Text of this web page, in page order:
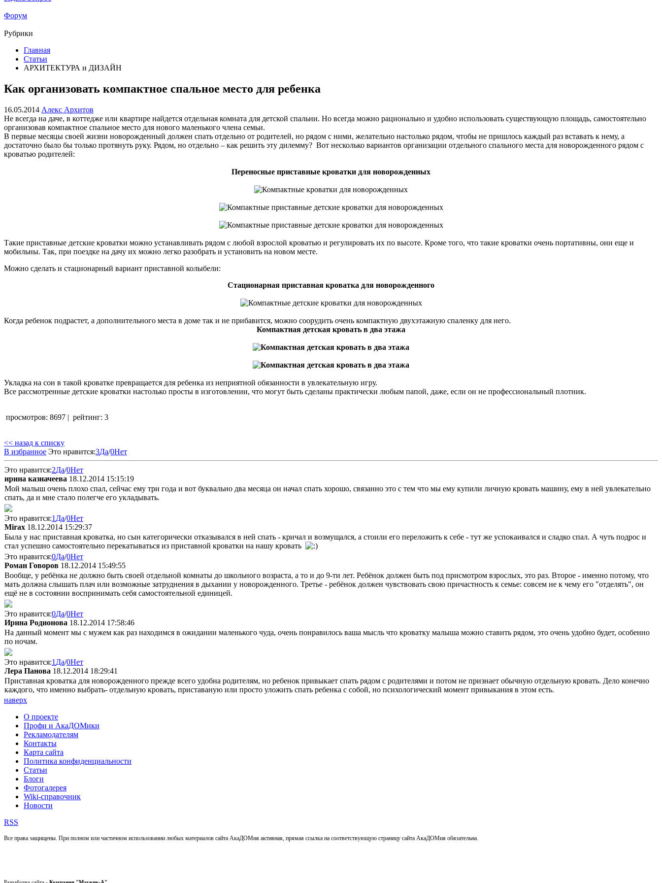
Форум
Рубрики
Главная
Статьи
АРХИТЕКТУРА и ДИЗАЙН
Как организовать компактное спальное место для ребенка
16.05.2014 Алекс Архитов
Не всегда на даче, в коттедже или квартире найдется отдельная комната для детской спальни. Но всегда можно рационально и удобно использовать существующую площадь, самостоятельно
организовав компактное спальное место для нового маленького члена семьи.
В первые месяцы своей жизни новорожденный должен спать отдельно от родителей, но рядом с ними, желательно настолько рядом, чтобы не пришлось каждый раз вставать к нему, а
достаточно было бы только протянуть руку. Рядом, но отдельно – как решить эту дилемму? Вот несколько вариантов организации отдельного спального места для новорожденного рядом с
кроватью родителей:
Переносные приставные кроватки для новорожденных
Такие приставные детские кроватки можно устанавливать рядом с любой взрослой кроватью и регулировать их по высоте. Кроме того, что такие кроватки очень портативны, они еще и
мобильны. Так, при поездке на дачу их можно легко разобрать и установить на новом месте.
Можно сделать и стационарный вариант приставной колыбели:
Стационарная приставная кроватка для новорожденного
Когда ребенок подрастет, а дополнительного места в доме так и не прибавится, можно соорудить очень компактную двухэтажную спаленку для него.
Компактная детская кровать в два этажа
Укладка на сон в такой кроватке превращается для ребенка из неприятной обязанности в увлекательную игру.
Все рассмотренные детские кроватки настолько просты в изготовлении, что могут быть сделаны практически любым папой, даже, если он не профессиональный плотник.
просмотров: 8697 | рейтинг: 3
<< назад к списку
В избранное Это нравится:3Да/0Нет
Это нравится:2Да/0Нет
ирина казначеева 18.12.2014 15:15:19
Мой малыш очень плохо спал, сейчас ему три года и вот буквально два месяца он начал спать хорошо, связанно это с тем что мы ему купили личную кровать машину, ему в ней увлекательно
спать, да и мне стало полегче его укладывать.
Это нравится:1 Да/0Нет
Mirax 18.12.2014 15:29:37
Была у нас приставная кроватка, но сын категорически отказывался в ней спать - кричал и возмущался, а стоили его переложить к себе - тут же успокаивался и сладко спал. А чуть подрос и
стал успешно самостоятельно перекатываться из приставной кроватки на нашу кровать
Это нравится:0Да/0Нет
Роман Говоров 18.12.2014 15:49:55
Вообще, у ребёнка не должно быть своей отдельной комнаты до школьного возраста, а то и до 9-ти лет. Ребёнок должен быть под присмотром взрослых, это раз. Второе - именно потому, что
мать должна слышать плач или возможные затруднения в дыхании у новорожденного. Третье - ребёнок должен чувствовать свою причастность к семье: совсем не к чему его "отделять", он
ещё не в состоянии воспринимать себя самостоятельной единицей.
Это нравится:0Да/0Нет
Ирина Родионова 18.12.2014 17:58:46
На данный момент мы с мужем как раз находимся в ожидании маленького чуда, очень понравилось ваша мысль что кроватку малыша можно ставить рядом, это очень удобно будет, особенно
по ночам.
Это нравится:1 Да/0Нет
Лера Панова 18.12.2014 18:29:41
Приставная кроватка для новорожденного прежде всего удобна родителям, но ребенок привыкает спать рядом с родителями и потом не признает обычную отдельную кровать. Дело конечно
каждого, что именно выбрать- отдельную кровать, приставаную или просто уложить спать ребенка с собой, но психологический момент привыкания в этом есть.
наверх
О проекте
Профи и АкаДОМики
Рекламодателям
Контакты
Карта сайта
Политика конфиденциальности
Статьи
Блоги
Фотогалерея
Wiki-справочник
Новости
RSS
Все права защищены. При полном или частичном использовании любых материалов сайта АкаДОМия активная, прямая ссылка на соответствующую страницу сайта АкаДОМия обязательна.